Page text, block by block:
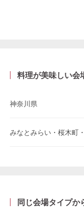
料理が美味しい
神奈川県
みなとみらい・桜木町
同じ会場タイプか